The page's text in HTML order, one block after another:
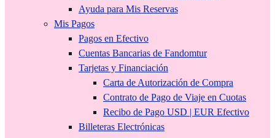
Ayuda para Mis Reservas
Mis Pagos
Pagos en Efectivo
Cuentas Bancarias de Fandomtur
Tarjetas y Financiación
Carta de Autorización de Compra
Contrato de Pago de Viaje en Cuotas
Recibo de Pago USD | EUR Efectivo
Billeteras Electrónicas